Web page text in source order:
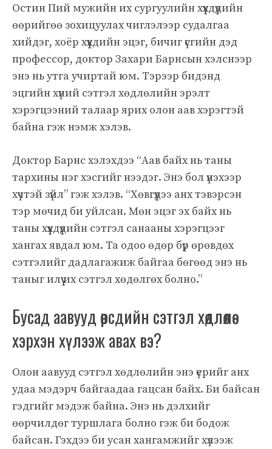
Остин Пий мужийн их сургуулийн хүүхдүүдийн
өөрийгөө зохицуулах чиглэлээр судалгаа
хийдэг, хоёр хүүхдийн эцэг, бичиг үсгийн дэд
профессор, доктор Захари Барнсын хэлснээр
энэ нь утга учиртай юм. Тэрээр бидэнд
эцгийн хүний ​​сэтгэл хөдлөлийн эрэлт
хэрэгцээний талаар ярих олон аав хэрэгтэй
байна гэж нэмж хэлэв.
Доктор Барнс хэлэхдээ “Аав байх нь таны
тархины нэг хэсгийг нээдэг. Энэ бол үнэхээр
хүчтэй зүйл” гэж хэлэв. “Хөвгүүдээ анх тэвэрсэн
тэр мөчид би уйлсан. Мөн эцэг эх байх нь
таны хүүхдүүдийн сэтгэл санааны хэрэгцээг
хангах явдал юм. Та одоо өдөр бүр өрөвдөх
сэтгэлийг дадлагажиж байгаа бөгөөд энэ нь
таныг илүү их сэтгэл хөдөлгөх болно.”
Бусад аавууд өөрсдийн сэтгэл хөдлөлөө
хэрхэн хүлээж авах вэ?
Олон аавууд сэтгэл хөдлөлийн энэ үерийг анх
удаа мэдэрч байгаадаа гацсан байх. Би байсан
гэдгийг мэдэж байна. Энэ нь дэлхийг
өөрчилдөг туршлага болно гэж би бодож
байсан. Гэхдээ би усан хангамжийг хүлээж